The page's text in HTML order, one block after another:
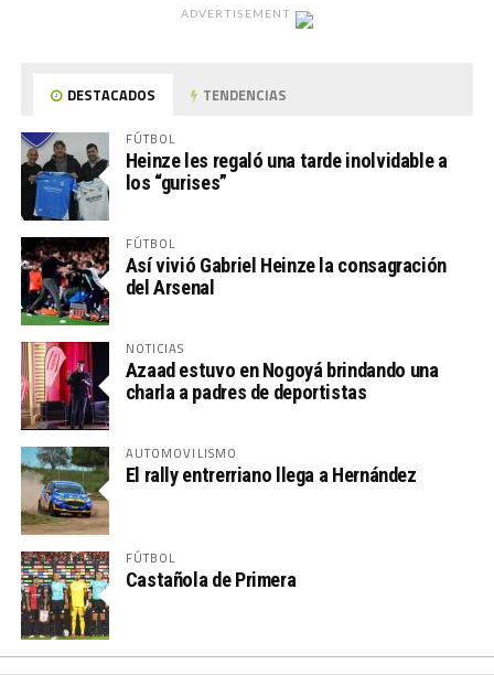
ADVERTISEMENT
DESTACADOS TENDENCIAS
FÚTBOL
Heinze les regaló una tarde inolvidable a
los “gurises”
FÚTBOL
Así vivió Gabriel Heinze la consagración
del Arsenal
NOTICIAS
Azaad estuvo en Nogoyá brindando una
charla a padres de deportistas
AUTOMOVILISMO
El rally entrerriano llega a Hernández
FÚTBOL
Castañola de Primera